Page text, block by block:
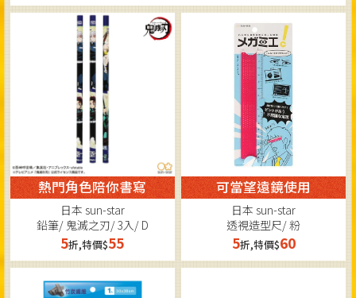
熱門角色陪你書寫
日本 sun-star
鉛筆/ 鬼滅之刃/ 3入/ D
5折,特價$55
可當望遠鏡使用
日本 sun-star
透視造型尺/ 粉
5折,特價$60